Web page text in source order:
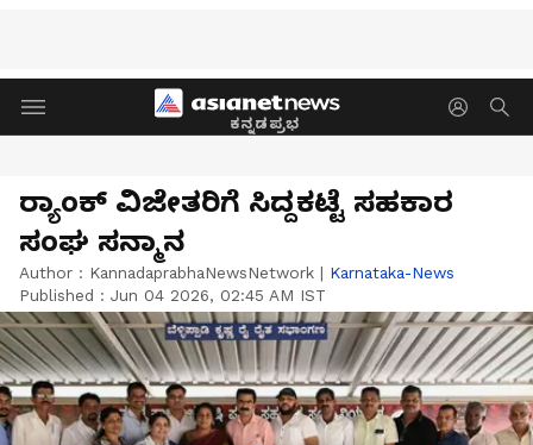
ಕನ್ನಡಪ್ರಭ
ರ್‍ಯಾಂಕ್ ವಿಜೇತರಿಗೆ ಸಿದ್ದಕಟ್ಟೆ ಸಹಕಾರ
ಸಂಘ ಸನ್ಮಾನ
Author : KannadaprabhaNewsNetwork | Karnataka-News
Published : Jun 04 2026, 02:45 AM IST